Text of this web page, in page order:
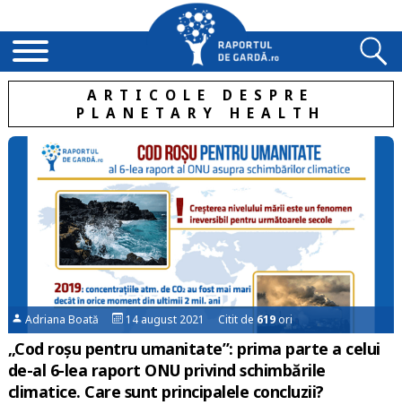
ARTICOLE DESPRE
PLANETARY HEALTH
Adriana Boată 14 august 2021 Citit de 619ori
„Cod roșu pentru umanitate”: prima parte a celui
de-al 6-lea raport ONU privind schimbările
climatice. Care sunt principalele concluzii?